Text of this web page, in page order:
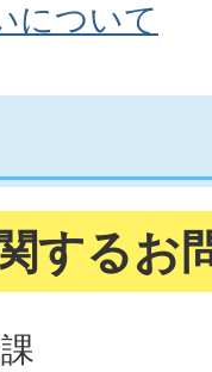
について
するお